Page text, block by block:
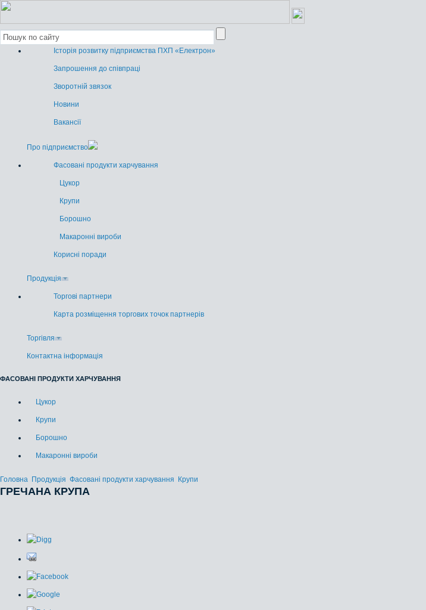
Історія розвитку підприємства ПХП «Електрон»
Запрошення до співпраці
Зворотній звязок
Новини
Вакансії
Про підприємство
Фасовані продукти харчування
Цукор
Крупи
Борошно
Макаронні вироби
Корисні поради
Продукція
Торгові партнери
Карта розміщення торгових точок партнерів
Торгівля
Контактна інформація
ФАСОВАНІ ПРОДУКТИ ХАРЧУВАННЯ
Цукор
Крупи
Борошно
Макаронні вироби
Головна Продукція Фасовані продукти харчування Крупи
ГРЕЧАНА КРУПА